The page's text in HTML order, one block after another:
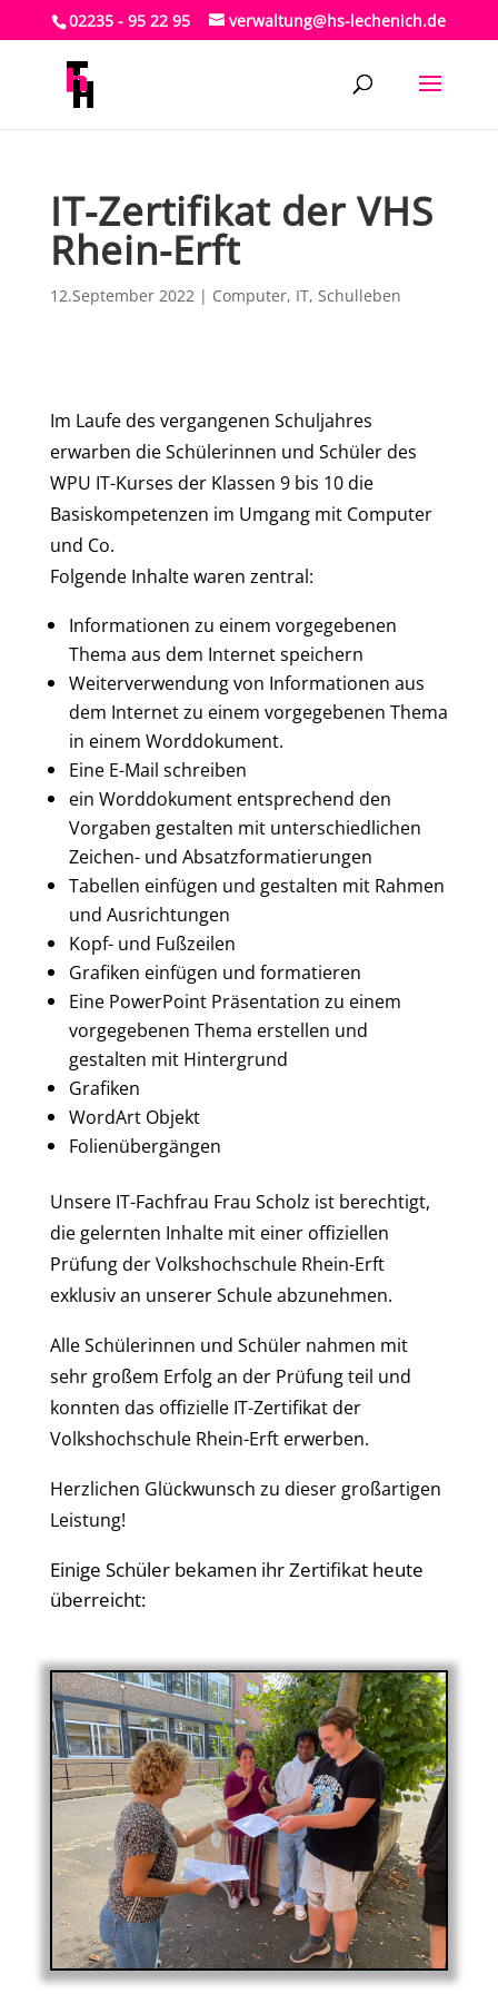
02235 - 95 22 95 verwaltung@hs-lechenich.de
IT-Zertifikat der VHS
Rhein-Erft
12.September 2022| Computer, IT, Schulleben
Im Laufe des vergangenen Schuljahres
erwarben die Schülerinnen und Schüler des
WPU IT-Kurses der Klassen 9 bis 10 die
Basiskompetenzen im Umgang mit Computer
und Co.
Folgende Inhalte waren zentral:
Informationen zu einem vorgegebenen
Thema aus dem Internet speichern
Weiterverwendung von Informationen aus
dem Internet zu einem vorgegebenen Thema
in einem Worddokument.
Eine E-Mail schreiben
ein Worddokument entsprechend den
Vorgaben gestalten mit unterschiedlichen
Zeichen- und Absatzformatierungen
Tabellen einfügen und gestalten mit Rahmen
und Ausrichtungen
Kopf- und Fußzeilen
Grafiken einfügen und formatieren
Eine PowerPoint Präsentation zu einem
vorgegebenen Thema erstellen und
gestalten mit Hintergrund
Grafiken
WordArt Objekt
Folienübergängen
Unsere IT-Fachfrau Frau Scholz ist berechtigt,
die gelernten Inhalte mit einer offiziellen
Prüfung der Volkshochschule Rhein-Erft
exklusiv an unserer Schule abzunehmen.
Alle Schülerinnen und Schüler nahmen mit
sehr großem Erfolg an der Prüfung teil und
konnten das offizielle IT-Zertifikat der
Volkshochschule Rhein-Erft erwerben.
Herzlichen Glückwunsch zu dieser großartigen
Leistung!
Einige Schüler bekamen ihr Zertifikat heute
überreicht: